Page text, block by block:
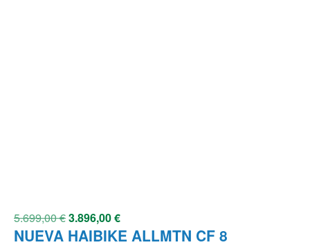
5.699,00€3.896,00€
NUEVA HAIBIKE ALLMTN CF 8